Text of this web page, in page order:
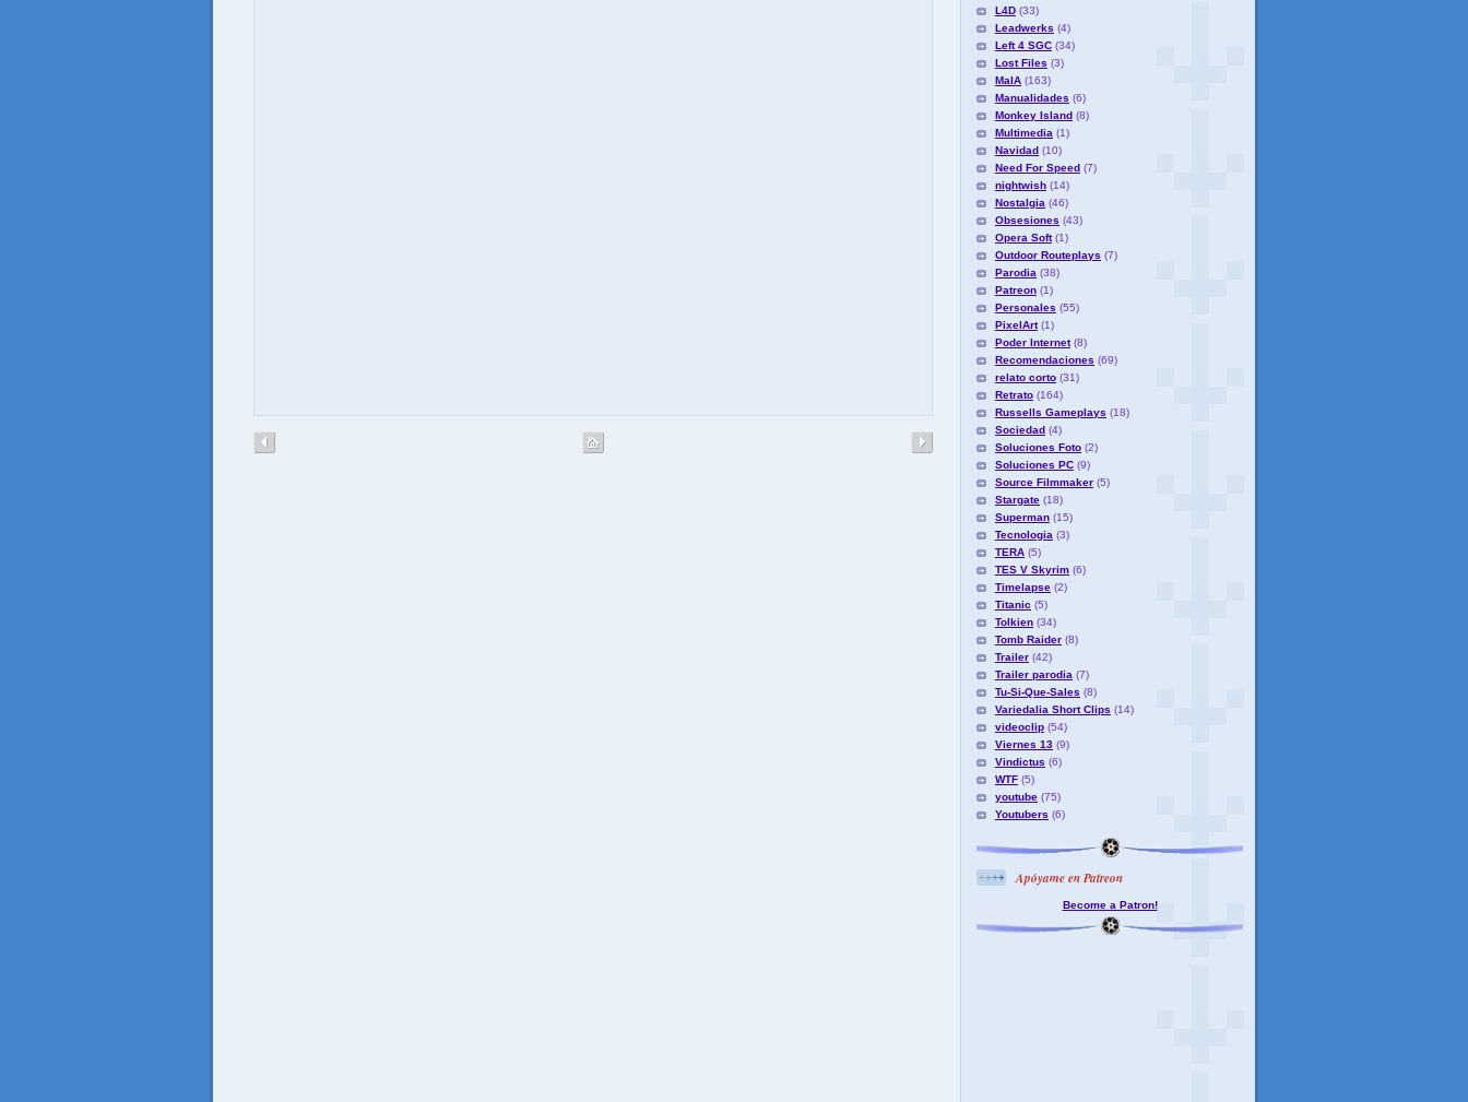
L4D (33)
Leadwerks (4)
Left 4 SGC (34)
Lost Files (3)
MaIA (163)
Manualidades (6)
Monkey Island (8)
Multimedia (1)
Navidad (10)
Need For Speed (7)
nightwish (14)
Nostalgia (46)
Obsesiones (43)
Opera Soft (1)
Outdoor Routeplays (7)
Parodia (38)
Patreon (1)
Personales (55)
PixelArt (1)
Poder Internet (8)
Recomendaciones (69)
relato corto (31)
Retrato (164)
Russells Gameplays (18)
Sociedad (4)
Soluciones Foto (2)
Soluciones PC (9)
Source Filmmaker (5)
Stargate (18)
Superman (15)
Tecnologia (3)
TERA (5)
TES V Skyrim (6)
Timelapse (2)
Titanic (5)
Tolkien (34)
Tomb Raider (8)
Trailer (42)
Trailer parodia (7)
Tu-Si-Que-Sales (8)
Variedalia Short Clips (14)
videoclip (54)
Viernes 13 (9)
Vindictus (6)
WTF (5)
youtube (75)
Youtubers (6)
Apóyame en Patreon
Become a Patron!